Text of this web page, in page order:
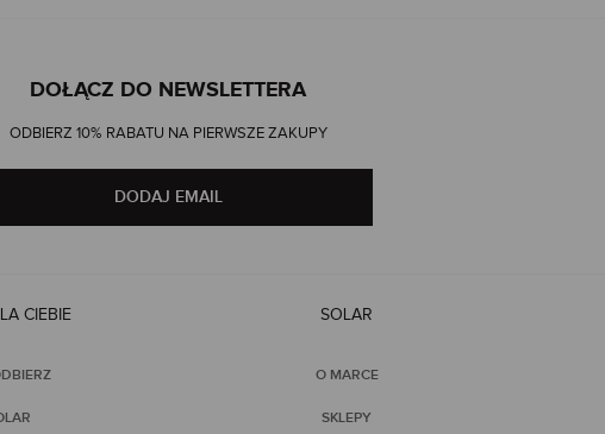
DOŁĄCZ DO NEWSLETTERA
ODBIERZ 10% RABATU NA PIERWSZE ZAKUPY
DODAJ EMAIL
CIEBIE SOLAR
O MARCE
SKLEPY